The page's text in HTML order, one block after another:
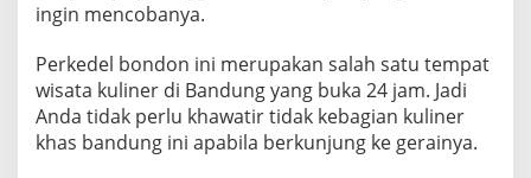
ingin mencobanya.
Perkedel bondon ini merupakan salah satu tempat
wisata kuliner di Bandung yang buka 24 jam. Jadi
Anda tidak perlu khawatir tidak kebagian kuliner
khas bandung ini apabila berkunjung ke gerainya.